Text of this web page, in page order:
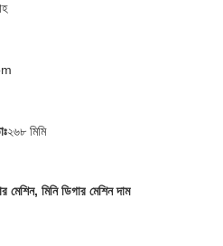
২৬৮ মিমি
মেশিন, মিনি ডিগার মেশিন দাম